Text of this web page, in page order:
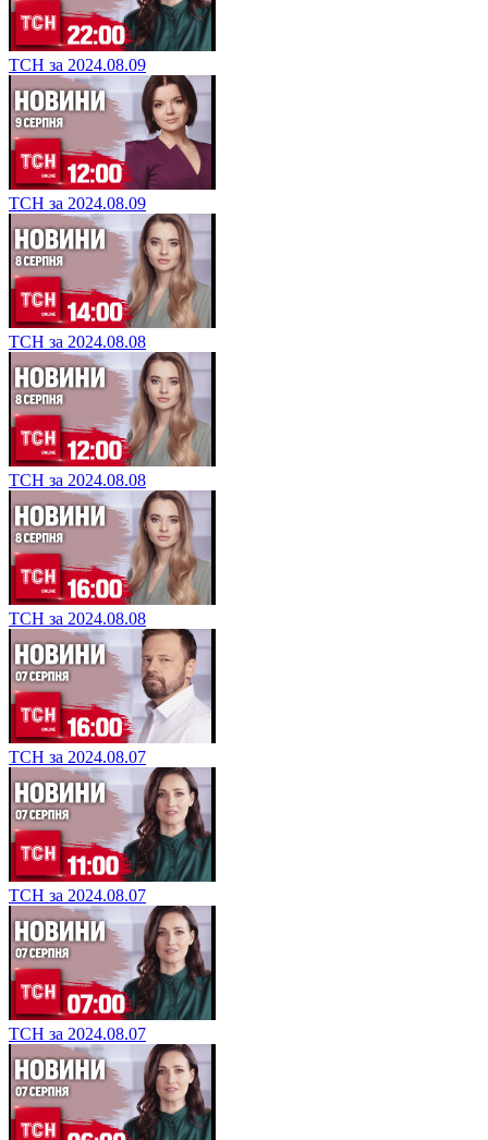
ТСН за 2024.08.09
ТСН за 2024.08.09
ТСН за 2024.08.08
ТСН за 2024.08.08
ТСН за 2024.08.08
ТСН за 2024.08.07
ТСН за 2024.08.07
ТСН за 2024.08.07